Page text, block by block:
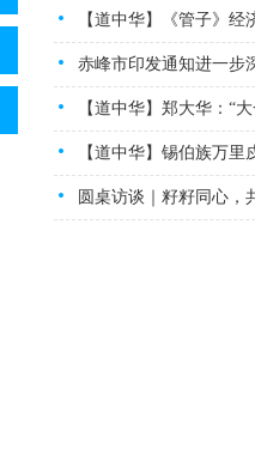
【道中华】《管子》
赤峰市印发通知进一步
【道中华】郑大华：“
【道中华】锡伯族万
圆桌访谈｜籽籽同心，